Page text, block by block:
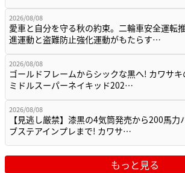
2026/08/08
愛車と自分を守る秋の約束。二輪車安全運転
進運動と盗難防止強化運動がもたらす…
2026/08/08
ゴールドフレームからシックな黒へ! カワサキ
ミドルスーパーネイキッド202…
2026/08/08
【見逃し厳禁】漆黒の4気筒発売から200馬力
ブステアインプレまで! カワサ…
もっと見る